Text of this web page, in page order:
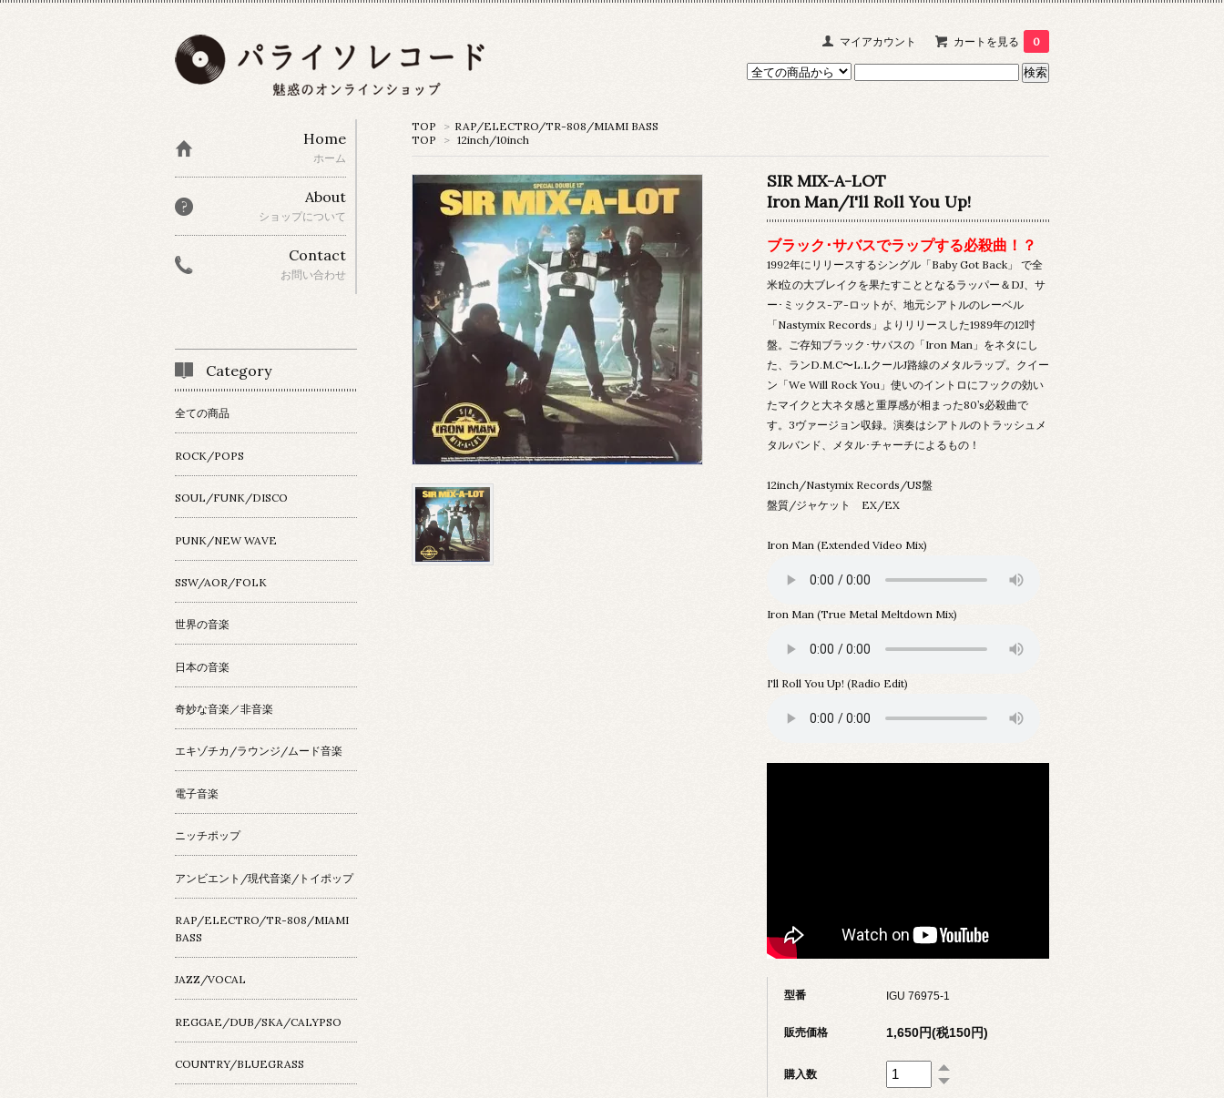
マイアカウント カートを見る 0
TOP > RAP/ELECTRO/TR-808/MIAMI BASS
TOP
> 12inch/10inch
SIR MIX-A-LOT
Iron Man/I'll Roll You Up!
ブラック･サバスでラップする必殺曲！？
1992年にリリースするシングル「Baby Got Back」 で全
米1位の大ブレイクを果たすこととなるラッパー＆DJ、サ
ー･ミックス-ア-ロットが、地元シアトルのレーベル
「Nastymix Records」よりリリースした1989年の12吋
盤。ご存知ブラック･サバスの「Iron Man」をネタにし
た、ランD.M.C〜L.LクールJ路線のメタルラップ。クイー
ン「We Will Rock You」使いのイントロにフックの効い
たマイクと大ネタ感と重厚感が相まった80’s必殺曲で
す。3ヴァージョン収録。演奏はシアトルのトラッシュメ
タルバンド、メタル･チャーチによるもの！
12inch/Nastymix Records/US盤
盤質/ジャケット EX/EX
Iron Man (Extended Video Mix)
Iron Man (True Metal Meltdown Mix)
I'll Roll You Up! (Radio Edit)
型番 IGU 76975-1
販売価格 1,650円(税150円)
購入数
Home
ホーム
About
ショップについて
Contact
お問い合わせ
Category
全ての商品
ROCK/POPS
SOUL/FUNK/DISCO
PUNK/NEW WAVE
SSW/AOR/FOLK
世界の音楽
日本の音楽
奇妙な音楽／非音楽
エキゾチカ/ラウンジ/ムード音楽
電子音楽
ニッチポップ
アンビエント/現代音楽/トイポップ
RAP/ELECTRO/TR-808/MIAMI
BASS
JAZZ/VOCAL
REGGAE/DUB/SKA/CALYPSO
COUNTRY/BLUEGRASS